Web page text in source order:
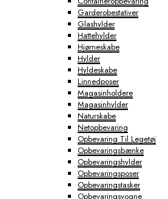
Garderobestativer
Glashylder
Hattehylder
Hjørneskabe
Hylder
Hyldeskabe
Linnedposer
Magasinholdere
Magasinhylder
Naturskabe
Netopbevaring
Opbevaring Til Legetøj
Opbevaringsbænke
Opbevaringshylder
Opbevaringsposer
Opbevaringstasker
Opbevaringsvogne